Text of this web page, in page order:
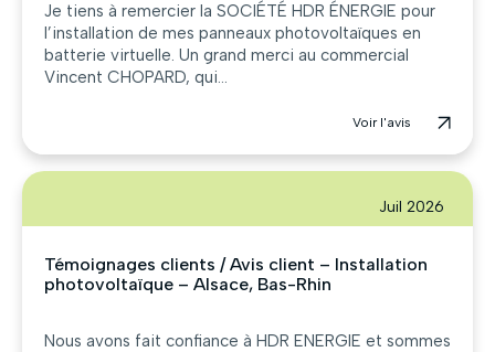
Je tiens à remercier la SOCIÉTÉ HDR ÉNERGIE pour
l’installation de mes panneaux photovoltaïques en
batterie virtuelle. Un grand merci au commercial
Vincent CHOPARD, qui...
Voir l'avis
Juil 2026
Témoignages clients / Avis client – Installation
photovoltaïque – Alsace, Bas-Rhin
Nous avons fait confiance à HDR ENERGIE et sommes